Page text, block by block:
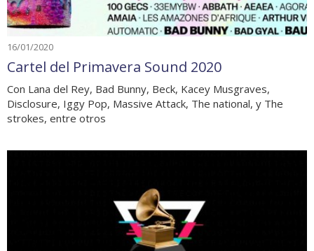
16/01/2020
Cartel del Primavera Sound 2020
Con Lana del Rey, Bad Bunny, Beck, Kacey Musgraves,
Disclosure, Iggy Pop, Massive Attack, The national, y The
strokes, entre otros